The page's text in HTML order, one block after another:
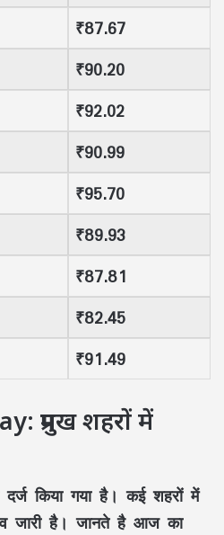
₹87.67
₹90.20
₹92.02
₹90.99
₹95.70
₹89.93
₹87.81
₹82.45
₹91.49
प्रमुख शहरों में
किया गया है। कई शहरों में
जारी है। जानते है आज का